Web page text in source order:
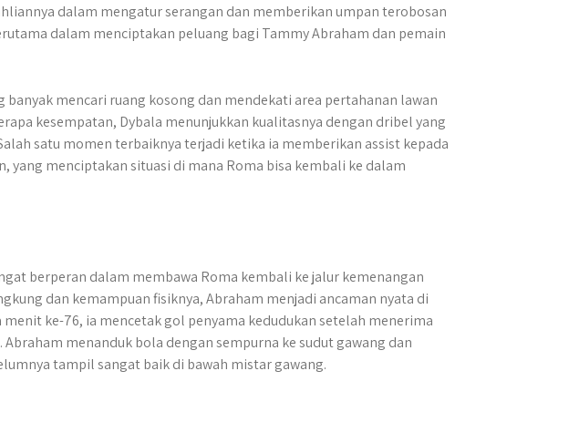
dalam mengatur serangan dan memberikan umpan terobosan
dalam menciptakan peluang bagi Tammy Abraham dan pemain
banyak mencari ruang kosong dan mendekati area pertahanan lawan
kesempatan, Dybala menunjukkan kualitasnya dengan dribel yang
satu momen terbaiknya terjadi ketika ia memberikan assist kepada
yang menciptakan situasi di mana Roma bisa kembali ke dalam
berperan dalam membawa Roma kembali ke jalur kemenangan
dan kemampuan fisiknya, Abraham menjadi ancaman nyata di
ke-76, ia mencetak gol penyama kedudukan setelah menerima
menanduk bola dengan sempurna ke sudut gawang dan
tampil sangat baik di bawah mistar gawang.